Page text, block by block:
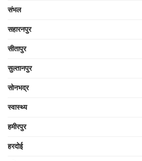
संभल
सहारनपुर
सीतापुर
सुल्तानपुर
सोनभद्र
स्वास्थ्य
हमीरपुर
हरदोई